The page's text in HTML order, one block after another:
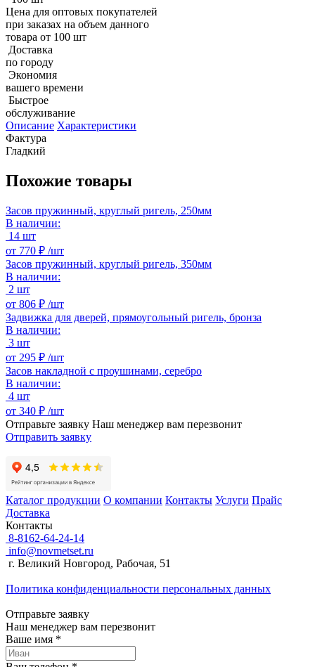
Цена для оптовых покупателей
при заказах на объем данного
товара от 100 шт
Доставка
по городу
Экономия
вашего времени
Быстрое
обслуживание
Описание Характеристики
Фактура
Гладкий
Похожие товары
Засов пружинный, круглый ригель, 250мм
В наличии:
14 шт
от 770 ₽ /шт
Засов пружинный, круглый ригель, 350мм
В наличии:
2 шт
от 806 ₽ /шт
Задвижка для дверей, прямоугольный ригель, бронза
В наличии:
3 шт
от 295 ₽ /шт
Засов накладной с проушинами, серебро
В наличии:
4 шт
от 340 ₽ /шт
Отправьте заявку Наш менеджер вам перезвонит
Отправить заявку
Каталог продукции О компании Контакты Услуги Прайс
Доставка
Контакты
8-8162-64-24-14
info@novmetset.ru
г. Великий Новгород, Рабочая, 51
Политика конфиденциальности персональных данных
Отправьте заявку
Наш менеджер вам перезвонит
Ваше имя *